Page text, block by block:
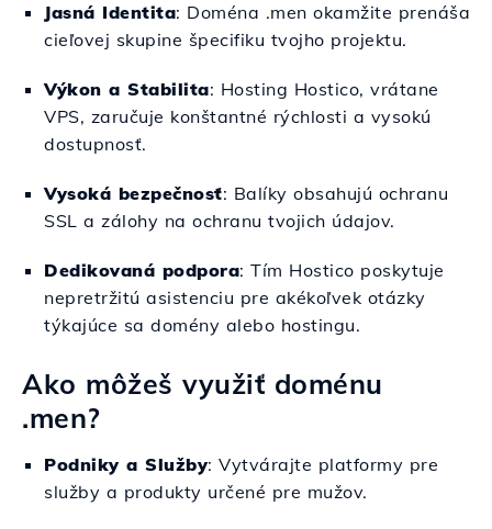
Jasná Identita: Doména .men okamžite prenáša
cieľovej skupine špecifiku tvojho projektu.
Výkon a Stabilita: Hosting Hostico, vrátane
VPS, zaručuje konštantné rýchlosti a vysokú
dostupnosť.
Vysoká bezpečnosť: Balíky obsahujú ochranu
SSL a zálohy na ochranu tvojich údajov.
Dedikovaná podpora: Tím Hostico poskytuje
nepretržitú asistenciu pre akékoľvek otázky
týkajúce sa domény alebo hostingu.
Ako môžeš využiť doménu
.men?
Podniky a Služby: Vytvárajte platformy pre
služby a produkty určené pre mužov.